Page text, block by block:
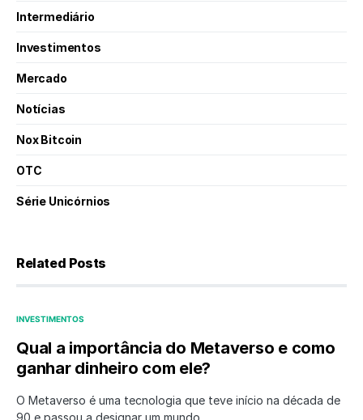
Intermediário
Investimentos
Mercado
Notícias
Nox Bitcoin
OTC
Série Unicórnios
Related Posts
INVESTIMENTOS
Qual a importância do Metaverso e como
ganhar dinheiro com ele?
O Metaverso é uma tecnologia que teve início na década de